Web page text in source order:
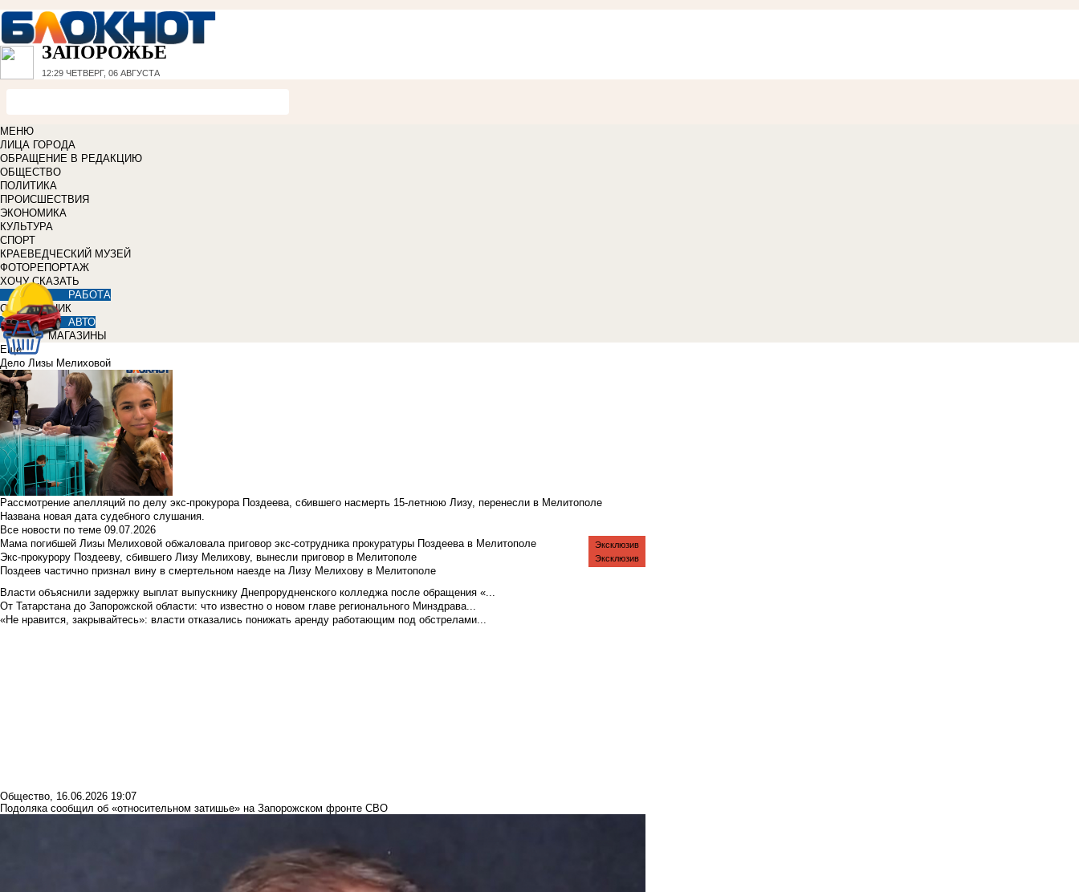
ЗАПОРОЖЬЕ
12:29 ЧЕТВЕРГ, 06 АВГУСТА
МЕНЮ
ЛИЦА ГОРОДА
ОБРАЩЕНИЕ В РЕДАКЦИЮ
ОБЩЕСТВО
ПОЛИТИКА
ПРОИСШЕСТВИЯ
ЭКОНОМИКА
КУЛЬТУРА
СПОРТ
КРАЕВЕДЧЕСКИЙ МУЗЕЙ
ФОТОРЕПОРТАЖ
ХОЧУ СКАЗАТЬ
РАБОТА
СПРАВОЧНИК
АВТО
МАГАЗИНЫ
Еще
Дело Лизы Мелиховой
Рассмотрение апелляций по делу экс-прокурора Поздеева, сбившего насмерть 15-летнюю Лизу, перенесли в Мелитополе
Названа новая дата судебного слушания.
Все новости по теме 09.07.2026
Мама погибшей Лизы Мелиховой обжаловала приговор экс-сотрудника прокуратуры Поздеева в Мелитополе
Экс-прокурору Поздееву, сбившего Лизу Мелихову, вынесли приговор в Мелитополе
Поздеев частично признал вину в смертельном наезде на Лизу Мелихову в Мелитополе
Власти объяснили задержку выплат выпускнику Днепрорудненского колледжа после обращения «...
Эксклюзив
От Татарстана до Запорожской области: что известно о новом главе регионального Минздрава...
Эксклюзив
«Не нравится, закрывайтесь»: власти отказались понижать аренду работающим под обстрелами...
Общество, 16.06.2026 19:07
Подоляка сообщил об «относительном затишье» на Запорожском фронте СВО